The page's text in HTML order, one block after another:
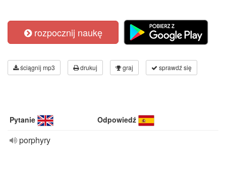
rozpocznij naukę
ściągnij mp3 drukuj graj sprawdź się
Pytanie Odpowiedź
porphyry